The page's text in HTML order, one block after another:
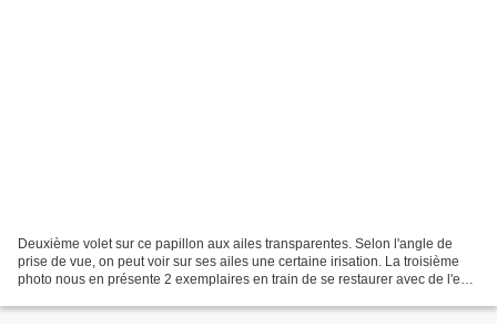
Deuxième volet sur ce papillon aux ailes transparentes. Selon l'angle de
prise de vue, on peut voir sur ses ailes une certaine irisation. La troisième
photo nous en présente 2 exemplaires en train de se restaurer avec de l'eau